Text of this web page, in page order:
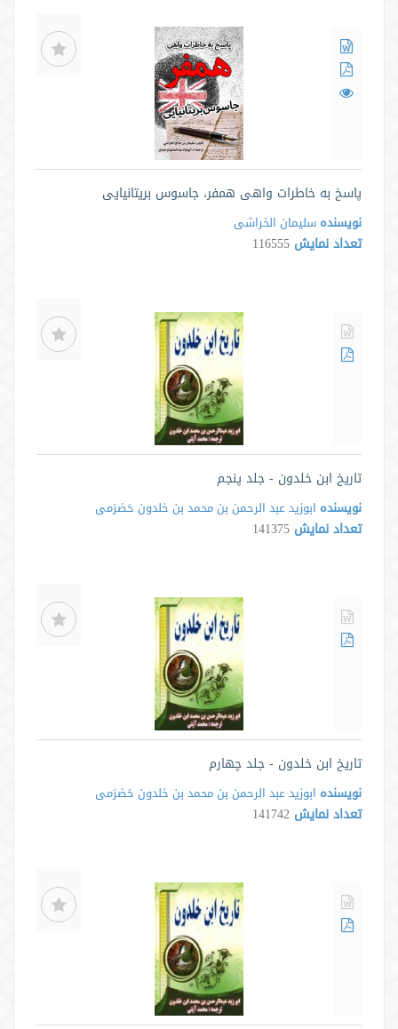
پاسخ به خاطرات واهی همفر، جاسوس بریتانیایی
نویسنده سلیمان الخراشی
تعداد نمایش 116555
تاریخ ابن خلدون - جلد پنجم
نویسنده ابوزید عبد الرحمن بن محمد بن خلدون حَضرَمی
تعداد نمایش 141375
تاریخ ابن خلدون - جلد چهارم
نویسنده ابوزید عبد الرحمن بن محمد بن خلدون حَضرَمی
تعداد نمایش 141742